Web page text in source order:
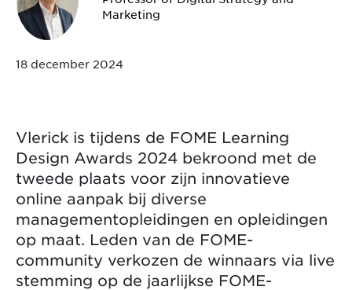
Marketing
18 december 2024
Vlerick is tijdens de FOME Learning
Design Awards 2024 bekroond met de
tweede plaats voor zijn innovatieve
online aanpak bij diverse
managementopleidingen en opleidingen
op maat. Leden van de FOME-
community verkozen de winnaars via live
stemming op de jaarlijkse FOME-